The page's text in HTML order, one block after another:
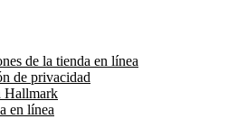
de la tienda en línea
de privacidad
Hallmark
en línea